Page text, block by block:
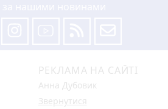
РЕКЛАМА НА САЙТІ
Анна Дубовик
Звернутися